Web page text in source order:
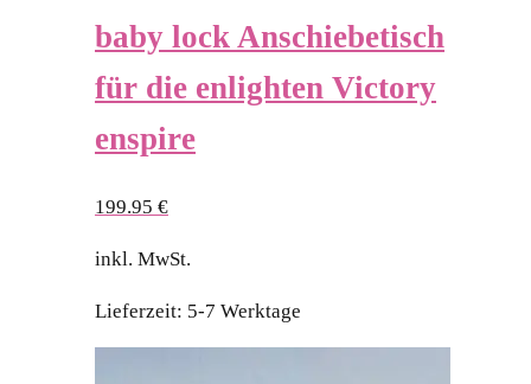
baby lock Anschiebetisch
für die enlighten Victory
enspire
199.95 €
inkl. MwSt.
Lieferzeit: 5-7 Werktage